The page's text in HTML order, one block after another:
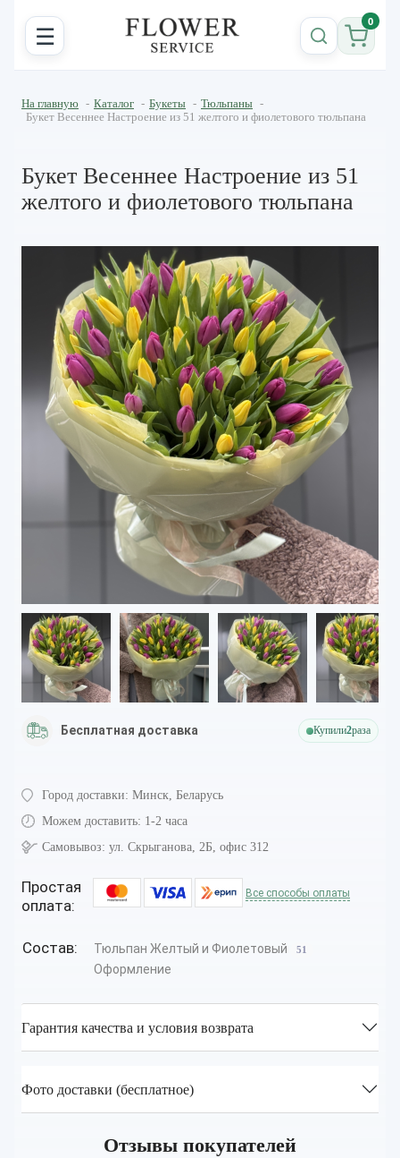
☰ 0
На главную - Каталог - Букеты - Тюльпаны -
Букет Весеннее Настроение из 51 желтого и фиолетового тюльпана
Букет Весеннее Настроение из 51
желтого и фиолетового тюльпана
Бесплатная доставка Купили2раза
Город доставки: Минск, Беларусь
Можем доставить: 1-2 часа
Самовывоз: ул. Скрыганова, 2Б, офис 312
Простая
оплата:
Все способы оплаты
Состав: Тюльпан Желтый и Фиолетовый 51
Оформление
Гарантия качества и условия возврата
Фото доставки (бесплатное)
Отзывы покупателей